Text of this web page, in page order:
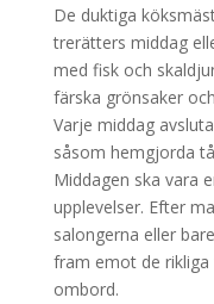
De duktiga
trerätters middag
med fisk och
färska grönsaker
Varje middag
såsom hemgjorda
Middagen ska vara
upplevelser. Efter
salongerna eller
fram emot de
ombord.